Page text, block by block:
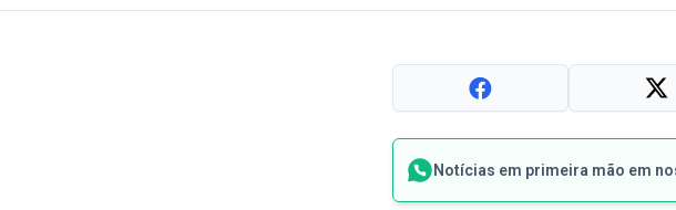
Notícias em primeira mão em